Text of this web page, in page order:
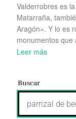
Valderrobres es
Matarraña,
Aragón». Y lo es
monumentos que
Leer más
Buscar